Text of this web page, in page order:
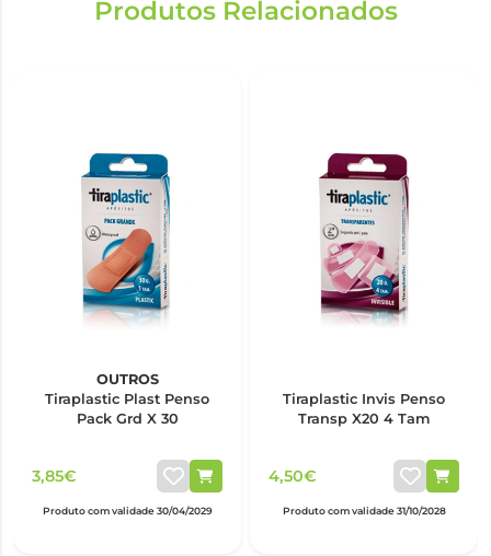
Produtos Relacionados
OUTROS
Tiraplastic Plast Penso
Pack Grd X 30
3,85€
Produto com validade 30/04/2029
Tiraplastic Invis Penso
Transp X20 4 Tam
4,50€
Produto com validade 31/10/2028